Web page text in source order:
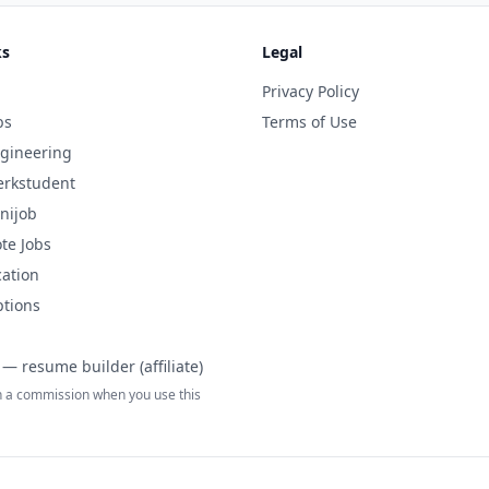
Jobs
— resume builder (affiliate)
a commission when you use this
Legal
Privacy Policy
Terms of Use